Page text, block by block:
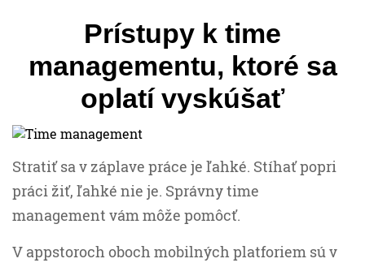
Prístupy k time
managementu, ktoré sa
oplatí vyskúšať
Stratiť sa v záplave práce je ľahké. Stíhať popri
práci žiť, ľahké nie je. Správny time
management vám môže pomôcť.
V appstoroch oboch mobilných platforiem sú v